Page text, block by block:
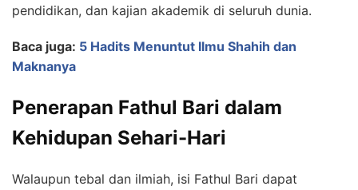
pendidikan, dan kajian akademik di seluruh dunia.
Baca juga: 5 Hadits Menuntut Ilmu Shahih dan
Maknanya
Penerapan Fathul Bari dalam
Kehidupan Sehari-Hari
Walaupun tebal dan ilmiah, isi Fathul Bari dapat